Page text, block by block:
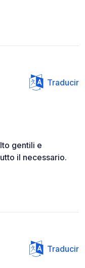
Traducir
gentili e
il necessario.
Traducir